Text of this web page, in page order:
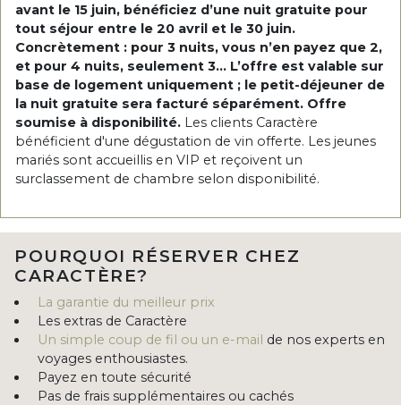
avant le 15 juin, bénéficiez d’une nuit gratuite pour
tout séjour entre le 20 avril et le 30 juin.
Concrètement : pour 3 nuits, vous n’en payez que 2,
et pour 4 nuits, seulement 3... L’offre est valable sur
base de logement uniquement ; le petit-déjeuner de
la nuit gratuite sera facturé séparément. Offre
soumise à disponibilité. Les clients Caractère
bénéficient d'une dégustation de vin offerte. Les jeunes
mariés sont accueillis en VIP et reçoivent un
surclassement de chambre selon disponibilité.
POURQUOI RÉSERVER CHEZ
CARACTÈRE?
La garantie du meilleur prix
Les extras de Caractère
Un simple coup de fil ou un e-mail de nos experts en
voyages enthousiastes.
Payez en toute sécurité
Pas de frais supplémentaires ou cachés